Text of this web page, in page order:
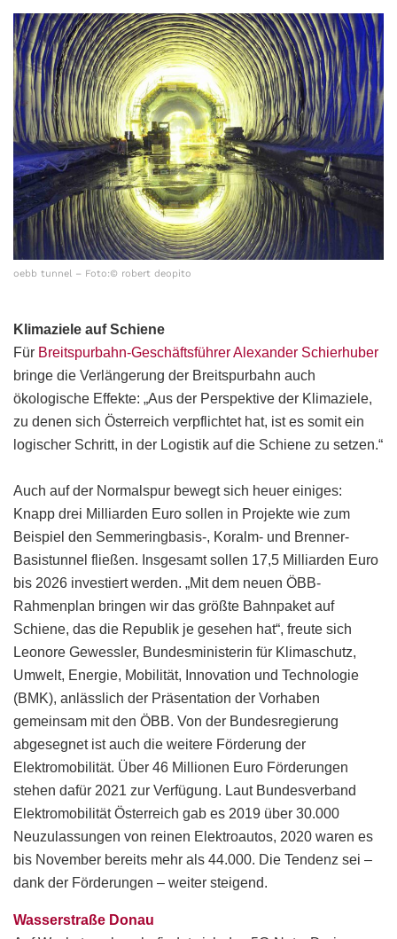
oebb tunnel – Foto:© robert deopito
Klimaziele auf Schiene
Für Breitspurbahn-Geschäftsführer Alexander Schierhuber
bringe die Verlängerung der Breitspurbahn auch
ökologische Effekte: „Aus der Perspektive der Klimaziele,
zu denen sich Österreich verpflichtet hat, ist es somit ein
logischer Schritt, in der Logistik auf die Schiene zu setzen.“
Auch auf der Normalspur bewegt sich heuer einiges:
Knapp drei Milliarden Euro sollen in Projekte wie zum
Beispiel den Semmeringbasis-, Koralm- und Brenner-
Basistunnel fließen. Insgesamt sollen 17,5 Milliarden Euro
bis 2026 investiert werden. „Mit dem neuen ÖBB-
Rahmenplan bringen wir das größte Bahnpaket auf
Schiene, das die Republik je gesehen hat“, freute sich
Leonore Gewessler, Bundesministerin für Klimaschutz,
Umwelt, Energie, Mobilität, Innovation und Technologie
(BMK), anlässlich der Präsentation der Vorhaben
gemeinsam mit den ÖBB. Von der Bundesregierung
abgesegnet ist auch die weitere Förderung der
Elektromobilität. Über 46 Millionen Euro Förderungen
stehen dafür 2021 zur Verfügung. Laut Bundesverband
Elektromobilität Österreich gab es 2019 über 30.000
Neuzulassungen von reinen Elektroautos, 2020 waren es
bis November bereits mehr als 44.000. Die Tendenz sei –
dank der Förderungen – weiter steigend.
Wasserstraße Donau